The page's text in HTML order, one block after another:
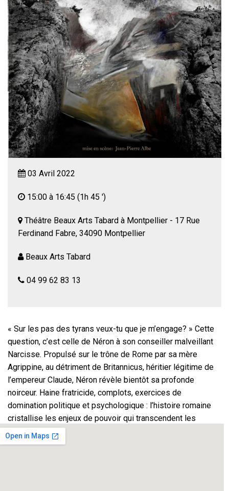
03 Avril 2022
15:00 à 16:45 (1h 45 ')
Théâtre Beaux Arts Tabard à Montpellier - 17 Rue
Ferdinand Fabre, 34090 Montpellier
Beaux Arts Tabard
04 99 62 83 13
« Sur les pas des tyrans veux-tu que je m’engage? » Cette
question, c’est celle de Néron à son conseiller malveillant
Narcisse. Propulsé sur le trône de Rome par sa mère
Agrippine, au détriment de Britannicus, héritier légitime de
l’empereur Claude, Néron révèle bientôt sa profonde
noirceur. Haine fratricide, complots, exercices de
domination politique et psychologique : l’histoire romaine
cristallise les enjeux de pouvoir qui transcendent les
époques.